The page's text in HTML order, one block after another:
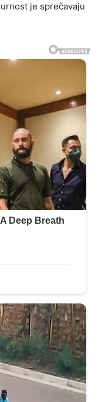
je sprečavaju